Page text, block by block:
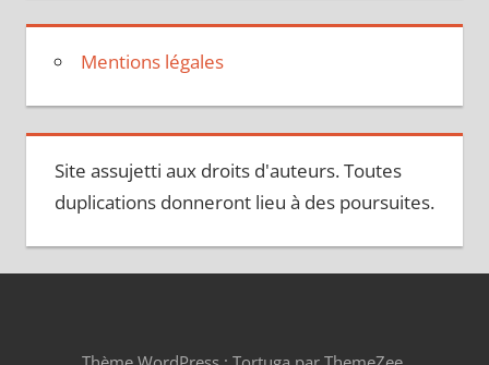
Mentions légales
Site assujetti aux droits d'auteurs. Toutes
duplications donneront lieu à des poursuites.